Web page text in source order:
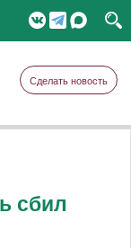
Сделать новость
сбил